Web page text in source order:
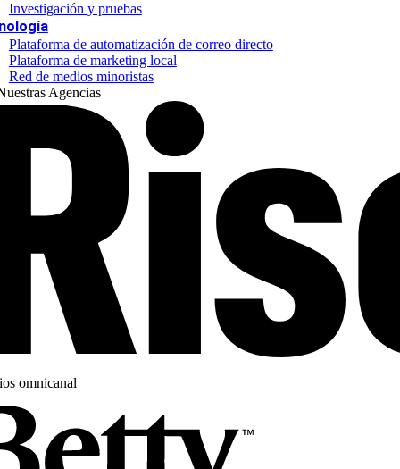
Investigación y pruebas
Plataforma de automatización de correo directo
Plataforma de marketing local
Red de medios minoristas
Agencias
omnicanal